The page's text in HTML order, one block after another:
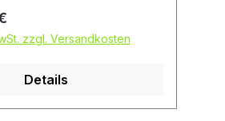
und stapeln.
63).
zzgl. Versandkosten
Details